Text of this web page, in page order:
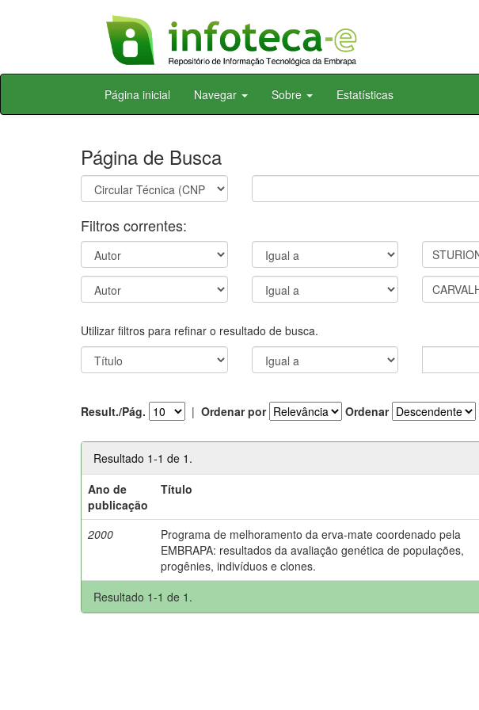
Skip
Página inicial Navegar Sobre Estatísticas
Página de Busca
Filtros correntes:
Utilizar filtros para refinar o resultado de busca.
Result./Pág. | Ordenar por Ordenar
Resultado 1-1 de 1.
Ano de
publicação
Título
2000
Programa de melhoramento da erva-mate coordenado pela
EMBRAPA: resultados da avaliação genética de populações,
progênies, indivíduos e clones.
Resultado 1-1 de 1.